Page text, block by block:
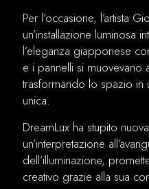
Per l’occasione, l’artista
un’installazione luminosa
l’eleganza giapponese
e i pannelli si muovevano
trasformando lo spazio in
unica.
DreamLux ha stupito
un’interpretazione
dell’illuminazione,
creativo grazie alla sua